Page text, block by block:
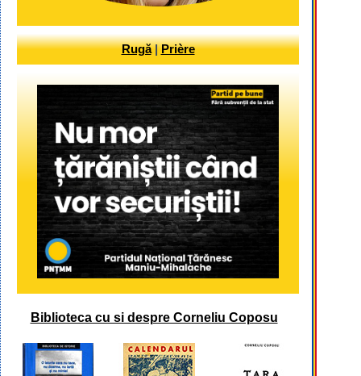
Rugă|Prière
Biblioteca cu si despre Corneliu Coposu